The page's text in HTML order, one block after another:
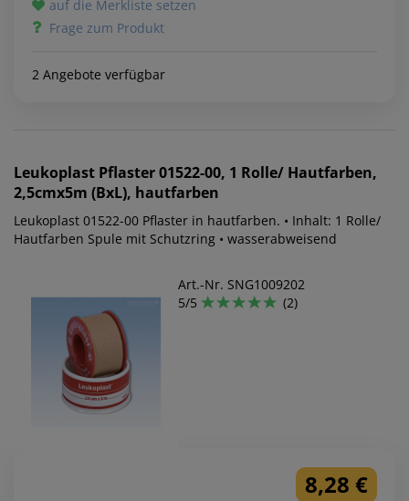
auf die Merkliste setzen
Frage zum Produkt
2 Angebote verfügbar
Leukoplast Pflaster 01522-00, 1 Rolle/ Hautfarben,
2,5cmx5m (BxL), hautfarben
Leukoplast 01522-00 Pflaster in hautfarben. • Inhalt: 1 Rolle/
Hautfarben Spule mit Schutzring • wasserabweisend
Art.-Nr. SNG1009202
5/5
(2)
8,28 €